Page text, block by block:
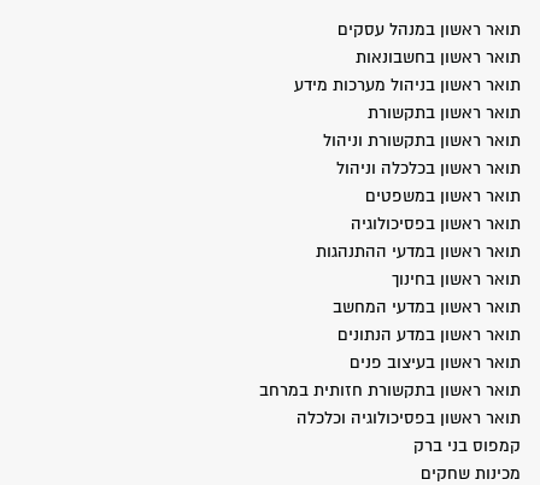
תואר ראשון במנהל עסקים
תואר ראשון בחשבונאות
תואר ראשון בניהול מערכות מידע
תואר ראשון בתקשורת
תואר ראשון בתקשורת וניהול
תואר ראשון בכלכלה וניהול
תואר ראשון במשפטים
תואר ראשון בפסיכולוגיה
תואר ראשון במדעי ההתנהגות
תואר ראשון בחינוך
תואר ראשון במדעי המחשב
תואר ראשון במדע הנתונים
תואר ראשון בעיצוב פנים
תואר ראשון בתקשורת חזותית במרחב
תואר ראשון בפסיכולוגיה וכלכלה
קמפוס בני ברק
מכינות שחקים